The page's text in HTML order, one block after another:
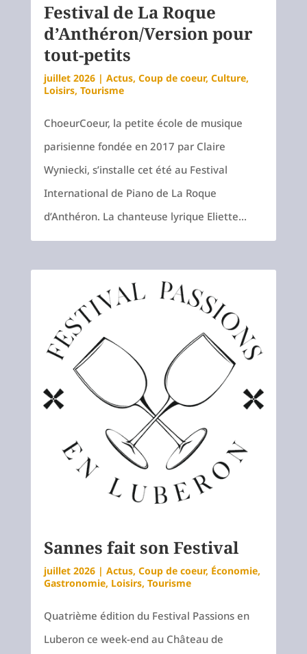
Festival de La Roque
d’Anthéron/Version pour
tout-petits
juillet 2026| Actus, Coup de coeur, Culture,
Loisirs, Tourisme
ChoeurCoeur, la petite école de musique
parisienne fondée en 2017 par Claire
Wyniecki, s’installe cet été au Festival
International de Piano de La Roque
d’Anthéron. La chanteuse lyrique Eliette...
Sannes fait son Festival
juillet 2026| Actus, Coup de coeur, Économie,
Gastronomie, Loisirs, Tourisme
Quatrième édition du Festival Passions en
Luberon ce week-end au Château de